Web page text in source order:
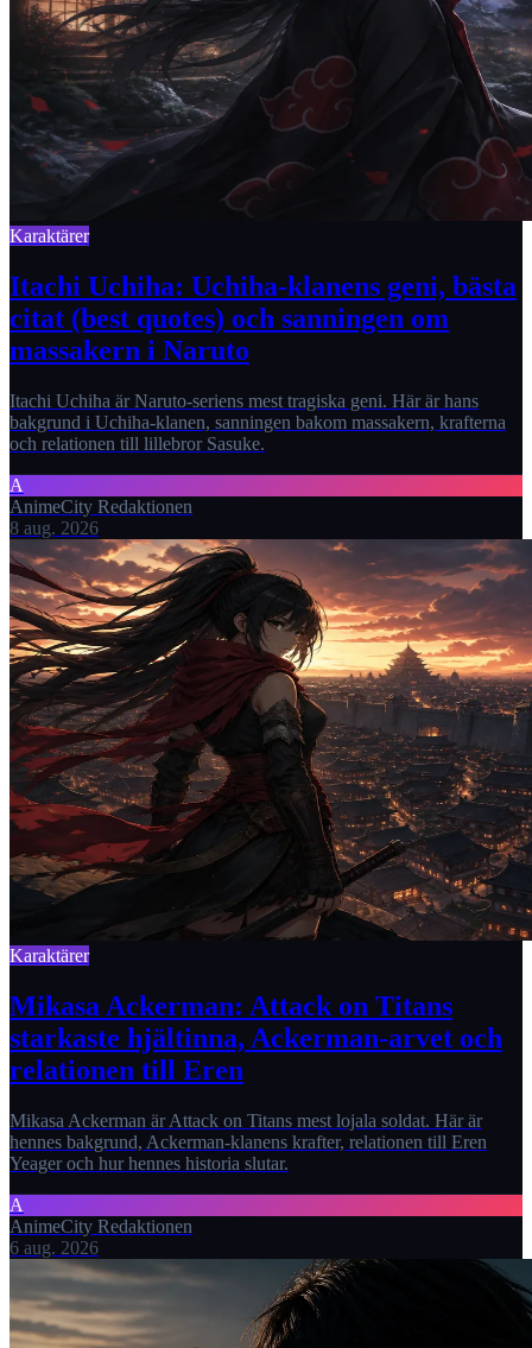
Karaktärer
Itachi Uchiha: Uchiha-klanens geni, bästa
citat (best quotes) och sanningen om
massakern i Naruto
Itachi Uchiha är Naruto-seriens mest tragiska geni. Här är hans
bakgrund i Uchiha-klanen, sanningen bakom massakern, krafterna
och relationen till lillebror Sasuke.
A
AnimeCity Redaktionen
8 aug. 2026
Karaktärer
Mikasa Ackerman: Attack on Titans
starkaste hjältinna, Ackerman-arvet och
relationen till Eren
Mikasa Ackerman är Attack on Titans mest lojala soldat. Här är
hennes bakgrund, Ackerman-klanens krafter, relationen till Eren
Yeager och hur hennes historia slutar.
A
AnimeCity Redaktionen
6 aug. 2026